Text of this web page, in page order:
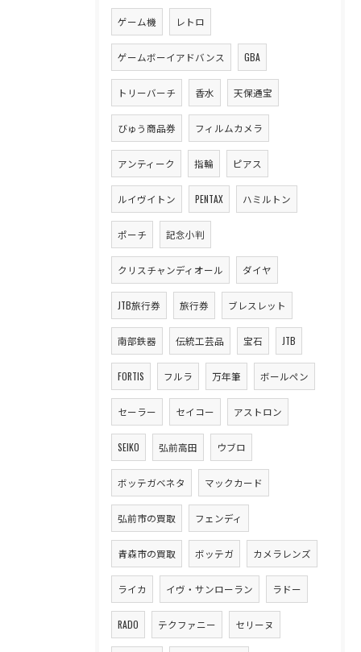
ゲーム機 レトロ
ゲームボーイアドバンス GBA
トリーバーチ 香水 天保通宝
びゅう商品券 フィルムカメラ
アンティーク 指輪 ピアス
ルイヴイトン PENTAX ハミルトン
ポーチ 記念小判
クリスチャンディオール ダイヤ
JTB旅行券 旅行券 ブレスレット
南部鉄器 伝統工芸品 宝石 JTB
FORTIS フルラ 万年筆 ボールペン
セーラー セイコー アストロン
SEIKO 弘前高田 ウブロ
ボッテガベネタ マックカード
弘前市の買取 フェンディ
青森市の買取 ボッテガ カメラレンズ
ライカ イヴ・サンローラン ラドー
RADO テクファニー セリーヌ